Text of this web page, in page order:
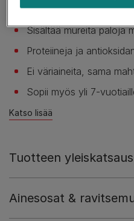
100% täyttä ja
Sisältää mureita paloja
Proteiineja ja
Ei väriaineita, sama
Sopii myös yli 7-
Katso lisää
Tuotteen yleiskatsaus
Ainesosat &